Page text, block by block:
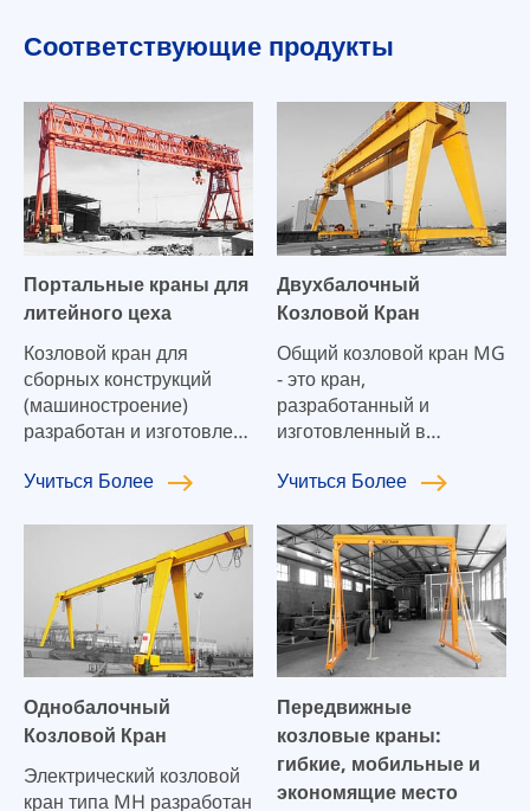
Соответствующие продукты
Портальные краны для
литейного цеха
Козловой кран для
сборных конструкций
(машиностроение)
разработан и изготовлен
национальными и
стандартами, такими как
"Спецификация
конструкции крана" и
GB/T14406 "Общий
козловой кран". Он
как автомагистрали,
склады мостовых балок и
возведение мостов. В
качестве подъемных
Учиться Более
Двухбалочный
Козловой Кран
Общий козловой кран MG
- это кран,
разработанный и
изготовленный в
национальными и
стандартами, такими как
GB/T3811
"Спецификация
конструкции крана" и
GB/T14406 "Общий
козловой кран". Кран
помещении или на
открытом воздухе,
используется для
подъема материалов,
Учиться Более
Однобалочный
Козловой Кран
Электрический козловой
кран типа MH разработан
Передвижные
козловые краны:
гибкие, мобильные и
экономящие место